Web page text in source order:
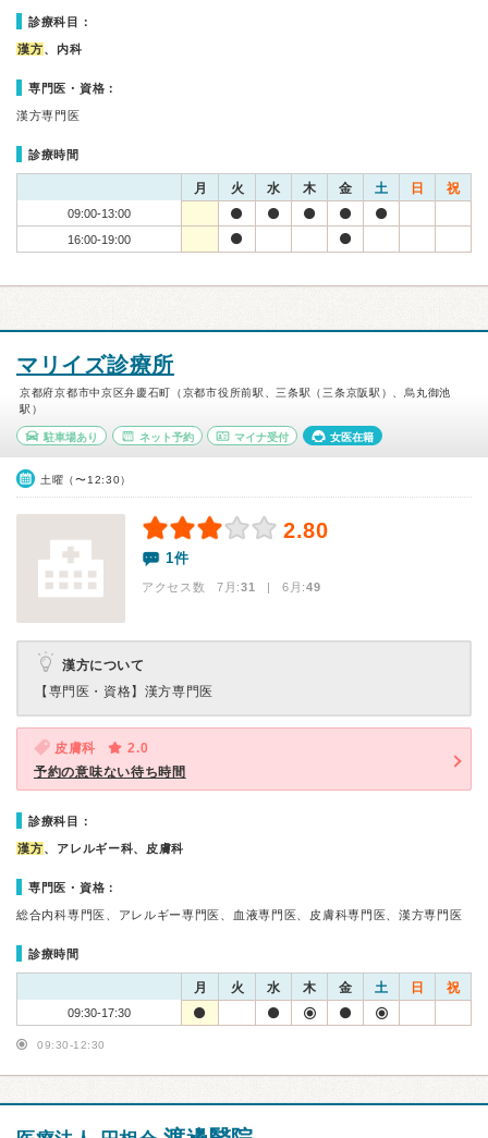
診療科目：
漢方、内科
専門医・資格：
漢方専門医
診療時間
月 火 水 木 金 土 日 祝
09:00-13:00
16:00-19:00
マリイズ診療所
京都府京都市中京区弁慶石町（京都市役所前駅、三条駅（三条京阪駅）、烏丸御池
駅）
駐車場あり ネット予約 マイナ受付 女医在籍
土曜（〜12:30）
2.80
1件
アクセス数 7月:31 | 6月:49
漢方について
【専門医・資格】 漢方専門医
皮膚科
2.0
予約の意味ない待ち時間
診療科目：
漢方、アレルギー科、皮膚科
専門医・資格：
総合内科専門医、アレルギー専門医、血液専門医、皮膚科専門医、漢方専門医
診療時間
月 火 水 木 金 土 日 祝
09:30-17:30
09:30-12:30